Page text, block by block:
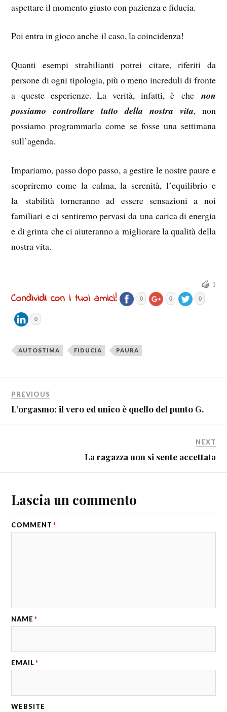
aspettare il momento giusto con pazienza e fiducia.
Poi entra in gioco anche il caso, la coincidenza!
Quanti esempi strabilianti potrei citare, riferiti da
persone di ogni tipologia, più o meno increduli di fronte
a queste esperienze. La verità, infatti, è che non
possiamo controllare tutto della nostra vita, non
possiamo programmarla come se fosse una settimana
sull’agenda.
Impariamo, passo dopo passo, a gestire le nostre paure e
scopriremo come la calma, la serenità, l’equilibrio e
la stabilità torneranno ad essere sensazioni a noi
familiari e ci sentiremo pervasi da una carica di energia
e di grinta che ci aiuteranno a migliorare la qualità della
nostra vita.
1
Condividi con i tuoi amici! 0 0 0
0
AUTOSTIMA FIDUCIA PAURA
PREVIOUS
L’orgasmo: il vero ed unico è quello del punto G.
NEXT
La ragazza non si sente accettata
Lascia un commento
COMMENT *
NAME *
EMAIL *
WEBSITE